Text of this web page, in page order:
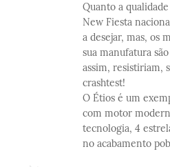
Quanto a
New Fiesta
a desejar, mas, os
sua manufatura
assim, resistiriam,
crashtest!
O Étios é um
com motor
tecnologia, 4
no acabamento